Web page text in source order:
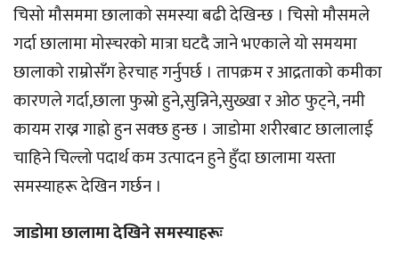
चिसो मौसममा छालाको समस्या बढी देखिन्छ । चिसो मौसमले
गर्दा छालामा मोस्चरको मात्रा घटदै जाने भएकाले यो समयमा
छालाको राम्रोसँग हेरचाह गर्नुपर्छ । तापक्रम र आद्रताको कमीका
कारणले गर्दा,छाला फुस्रो हुने,सुन्निने,सुख्खा र ओठ फुट्ने, नमी
कायम राख्न गाह्रो हुन सक्छ हुन्छ । जाडोमा शरीरबाट छालालाई
चाहिने चिल्लो पदार्थ कम उत्पादन हुने हुँदा छालामा यस्ता
समस्याहरू देखिन गर्छन ।
जाडोमा छालामा देखिने समस्याहरूः